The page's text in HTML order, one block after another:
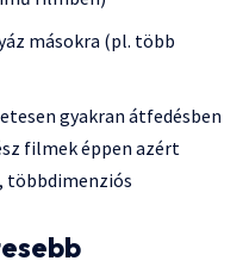
másokra (pl. több
gyakran átfedésben
filmek éppen azért
többdimenziós